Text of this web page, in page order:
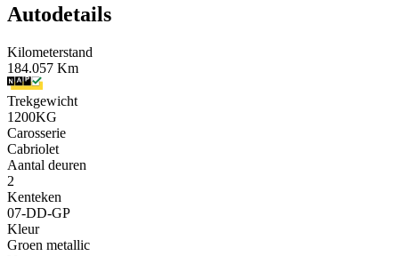
Autodetails
Kilometerstand
184.057 Km
Trekgewicht
1200KG
Carosserie
Cabriolet
Aantal deuren
2
Kenteken
07-DD-GP
Kleur
Groen metallic